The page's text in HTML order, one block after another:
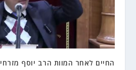
החיים לאחר המוות הרב יוסף מזרחי